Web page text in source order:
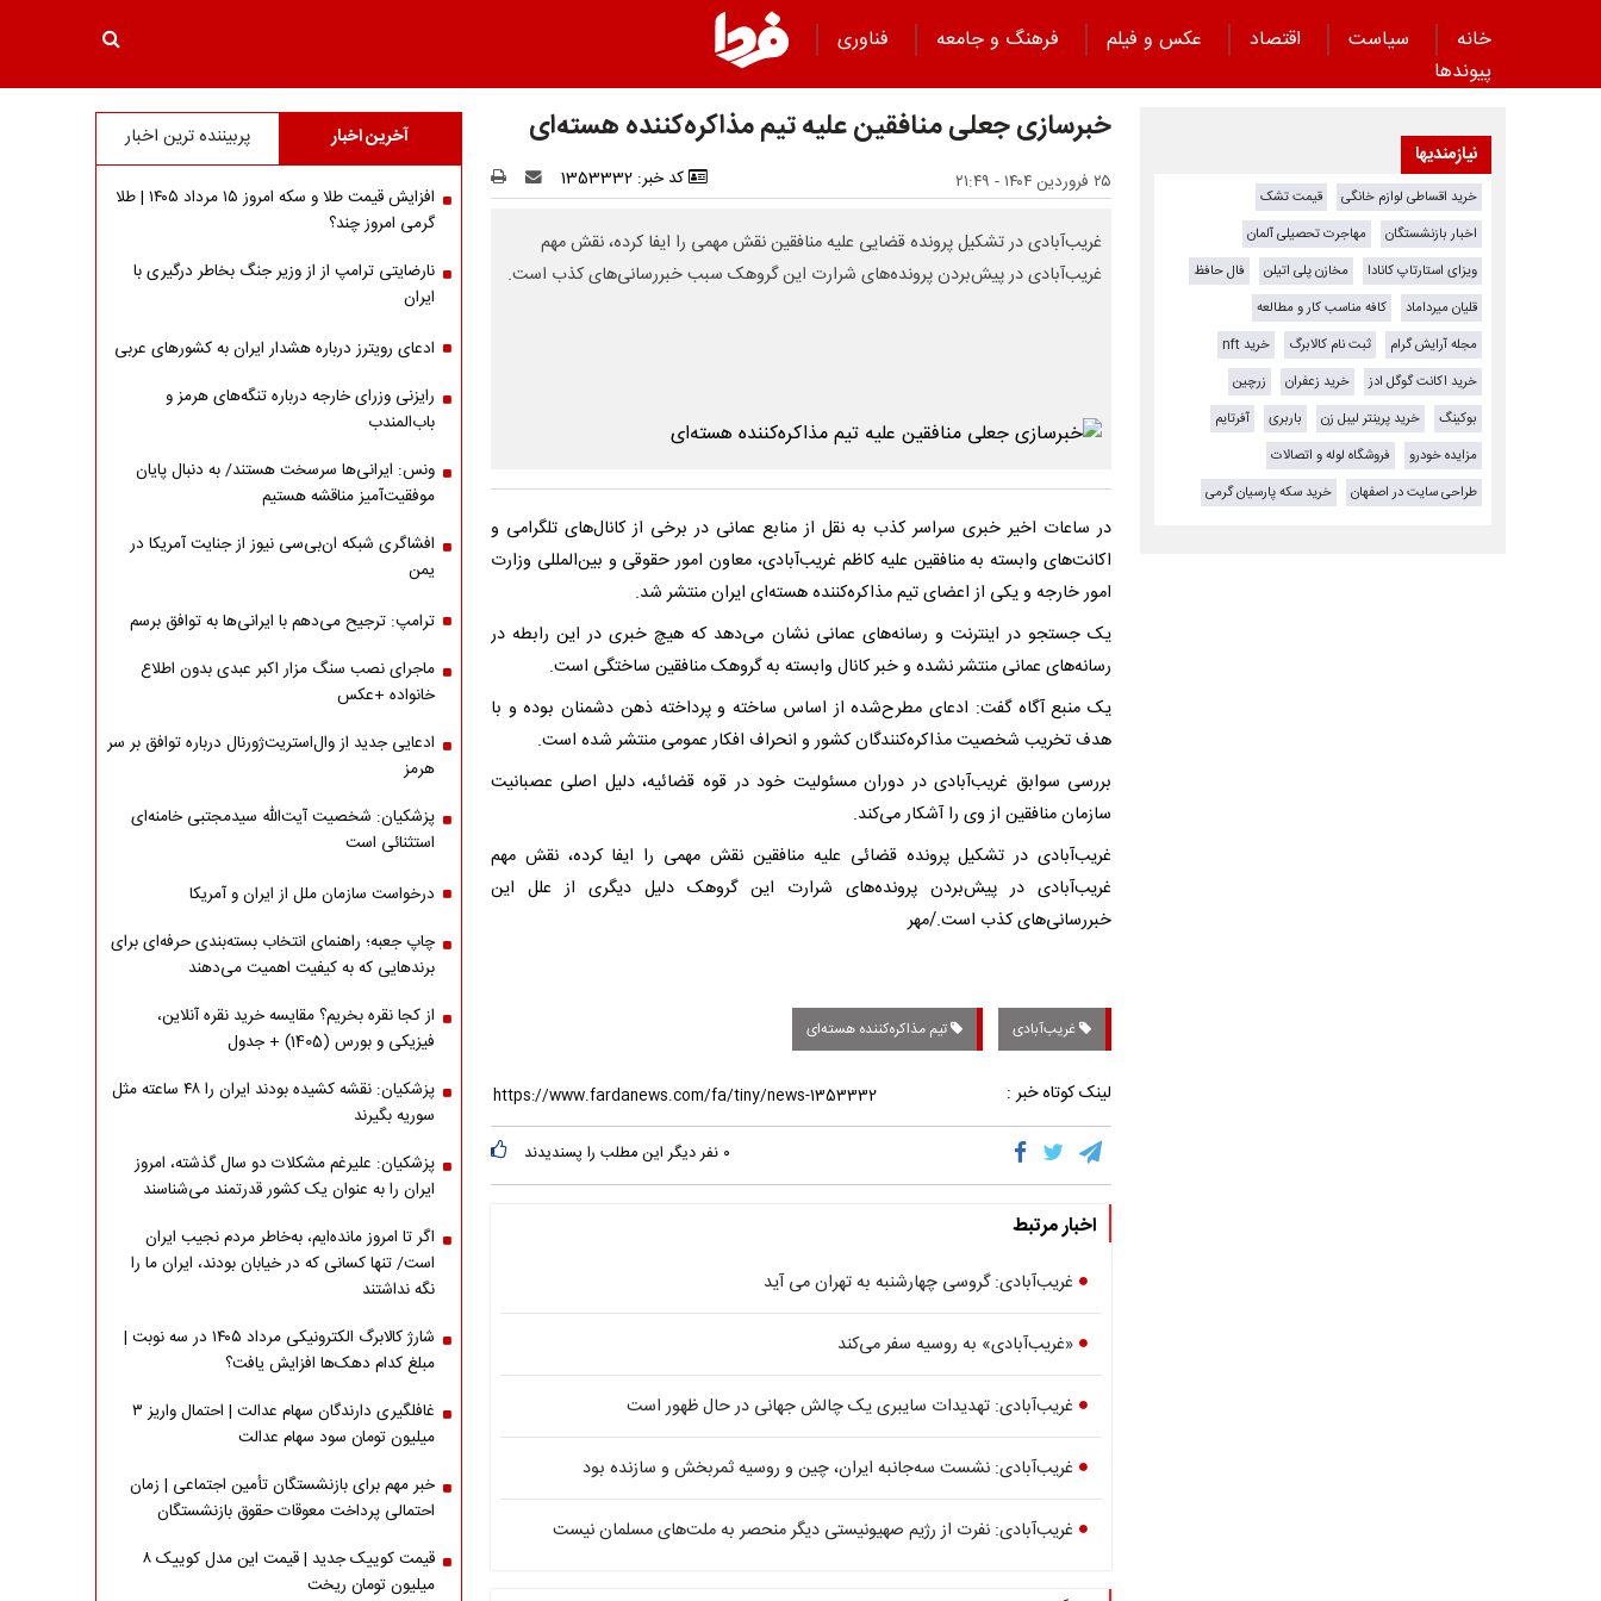
خانه سیاست اقتصاد عکس و فیلم فرهنگ و جامعه
فناوری
پیوند‌ها
خبرسازی جعلی منافقین علیه تیم‌ مذاکره‌کننده هسته‌ای
۲۵ فروردین ۱۴۰۴ - ۲۱:۴۹ کد خبر: 1353332
غریب‌آبادی در تشکیل پرونده قضایی علیه منافقین نقش مهمی را ایفا کرده، نقش مهم
غریب‌آبادی در پیش‌بردن پرونده‌های شرارت این گروهک سبب خبررسانی‌های کذب است.
در ساعات اخیر خبری سراسر کذب به نقل از منابع عمانی در برخی از کانال‌های تلگرامی و
اکانت‌های وابسته به منافقین علیه کاظم غریب‌آبادی، معاون امور حقوقی و بین‌المللی وزارت
امور خارجه و یکی از اعضای تیم مذاکره‌کننده هسته‌ای ایران منتشر شد.
یک جستجو در اینترنت و رسانه‌های عمانی نشان می‌دهد که هیچ خبری در این رابطه در
رسانه‌های عمانی منتشر نشده و خبر کانال وابسته به گروهک منافقین ساختگی است.
یک منبع آگاه گفت: ادعای مطرح‌شده از اساس ساخته و پرداخته ذهن دشمنان بوده و با
هدف تخریب شخصیت مذاکره‌کنندگان کشور و انحراف افکار عمومی منتشر شده است.
بررسی سوابق غریب‌آبادی در دوران مسئولیت خود در قوه قضائیه، دلیل اصلی عصبانیت
سازمان منافقین از وی را آشکار می‌کند.
غریب‌آبادی در تشکیل پرونده قضائی علیه منافقین نقش مهمی را ایفا کرده، نقش مهم
غریب‌آبادی در پیش‌بردن پرونده‌های شرارت این گروهک دلیل دیگری از علل این
خبررسانی‌های کذب است./مهر
غریب‌آبادی تیم مذاکره‌کننده هسته‌ای
لینک کوتاه خبر :
۰ نفر دیگر این مطلب را پسندیدند
اخبار مرتبط
غریب‌آبادی: گروسی چهارشنبه به تهران می آید
«غریب‌آبادی» به روسیه سفر می‌کند
غریب‌آبادی: تهدیدات سایبری یک چالش جهانی در حال ظهور است
غریب‌آبادی: نشست سه‌جانبه ایران، چین و روسیه ثمربخش و سازنده بود
غریب‌آبادی: نفرت از رژیم صهیونیستی دیگر منحصر به ملت‌های مسلمان نیست
نیازمندیها
خرید اقساطی لوازم خانگی
قیمت تشک
اخبار بازنشستگان
مهاجرت تحصیلی آلمان
ویزای استارتاپ کانادا
مخازن پلی اتیلن
فال حافظ
قلیان میرداماد
کافه مناسب کار و مطالعه
مجله آرایش گرام
ثبت نام کالابرگ
خرید nft
خرید اکانت گوگل ادز
خرید زعفران
زرچین
بوکینگ
خرید پرینتر لیبل زن باربری
آفرتایم
مزایده خودرو
فروشگاه لوله و اتصالات
طراحی سایت در اصفهان
خرید سکه پارسیان گرمی
آخرین اخبار پربیننده ترین اخبار
افزایش قیمت طلا و سکه امروز ۱۵ مرداد ۱۴۰۵ | طلا
گرمی امروز چند؟
نارضایتی ترامپ از از وزیر جنگ بخاطر درگیری با
ایران
ادعای رویترز درباره هشدار ایران به کشورهای عربی
رایزنی وزرای خارجه درباره تنگه‌های هرمز و
باب‌المندب
ونس: ایرانی‌ها سرسخت هستند/ به دنبال پایان
موفقیت‌آمیز مناقشه هستیم
افشاگری شبکه ان‌بی‌سی نیوز از جنایت آمریکا در
یمن
ترامپ: ترجیح می‌دهم با ایرانی‌‌ها به توافق برسم
ماجرای نصب سنگ مزار اکبر عبدی بدون اطلاع
خانواده +عکس
ادعایی جدید از وال‌استریت‌ژورنال درباره توافق بر سر
هرمز
پزشکیان: شخصیت آیت‌الله سیدمجتبی خامنه‌ای
استثنائی است
درخواست سازمان ملل از ایران و آمریکا
چاپ جعبه؛ راهنمای انتخاب بسته‌بندی حرفه‌ای برای
برندهایی که به کیفیت اهمیت می‌دهند
از کجا نقره بخریم؟ مقایسه خرید نقره آنلاین،
فیزیکی و بورس (1405) + جدول
پزشکیان: نقشه کشیده بودند ایران را ۴۸ ساعته مثل
سوریه بگیرند
پزشکیان: علیرغم مشکلات دو سال گذشته، امروز
ایران را به عنوان یک کشور قدرتمند می‌شناسند
اگر تا امروز مانده‌ایم، به‌خاطر مردم نجیب ایران
است/ تنها کسانی که در خیابان بودند، ایران ما را
نگه نداشتند
شارژ کالابرگ الکترونیکی مرداد ۱۴۰۵ در سه نوبت |
مبلغ کدام دهک‌ها افزایش یافت؟
غافلگیری دارندگان سهام عدالت | احتمال واریز ۳
میلیون تومان سود سهام عدالت
خبر مهم برای بازنشستگان تأمین اجتماعی | زمان
احتمالی پرداخت معوقات حقوق بازنشستگان
قیمت کوییک جدید | قیمت این مدل کوییک ۸
میلیون تومان ریخت